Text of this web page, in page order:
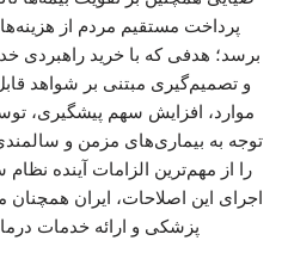
برسد؛ هدفی که با خرید راهبردی
و تصمیم‌گیری مبتنی بر شواهد
موارد، افزایش سهم پیشگیری،
توجه به بیماری‌های مزمن و
را از مهم‌ترین الزامات آینده
اجرای این اصلاحات، ایران همچنان
پزشکی و ارائه خدمات